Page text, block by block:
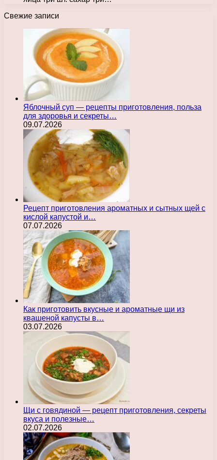
Свежие записи
Яблочный суп — рецепты приготовления, польза
для здоровья и секреты…
09.07.2026
Рецепт приготовления ароматных и сытных щей с
кислой капустой и…
07.07.2026
Как приготовить вкусные и ароматные щи из
квашеной капусты в…
03.07.2026
Щи с говядиной — рецепт приготовления, секреты
вкуса и полезные…
02.07.2026